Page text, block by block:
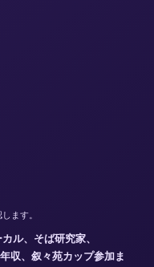
ます。
ル、そば研究家、
収、叙々苑カップ参加ま